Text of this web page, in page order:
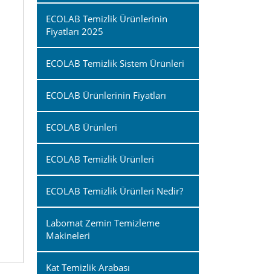
ECOLAB Temizlik Ürünlerinin
Fiyatları 2025
ECOLAB Temizlik Sistem Ürünleri
ECOLAB Ürünlerinin Fiyatları
ECOLAB Ürünleri
ECOLAB Temizlik Ürünleri
ECOLAB Temizlik Ürünleri Nedir?
Labomat Zemin Temizleme
Makineleri
Kat Temizlik Arabası